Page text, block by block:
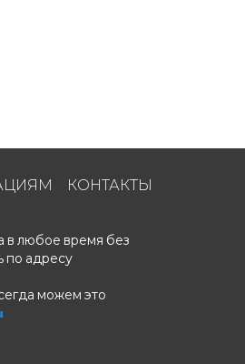
КОНТАКТЫ
в любое время без
по адресу
можем это